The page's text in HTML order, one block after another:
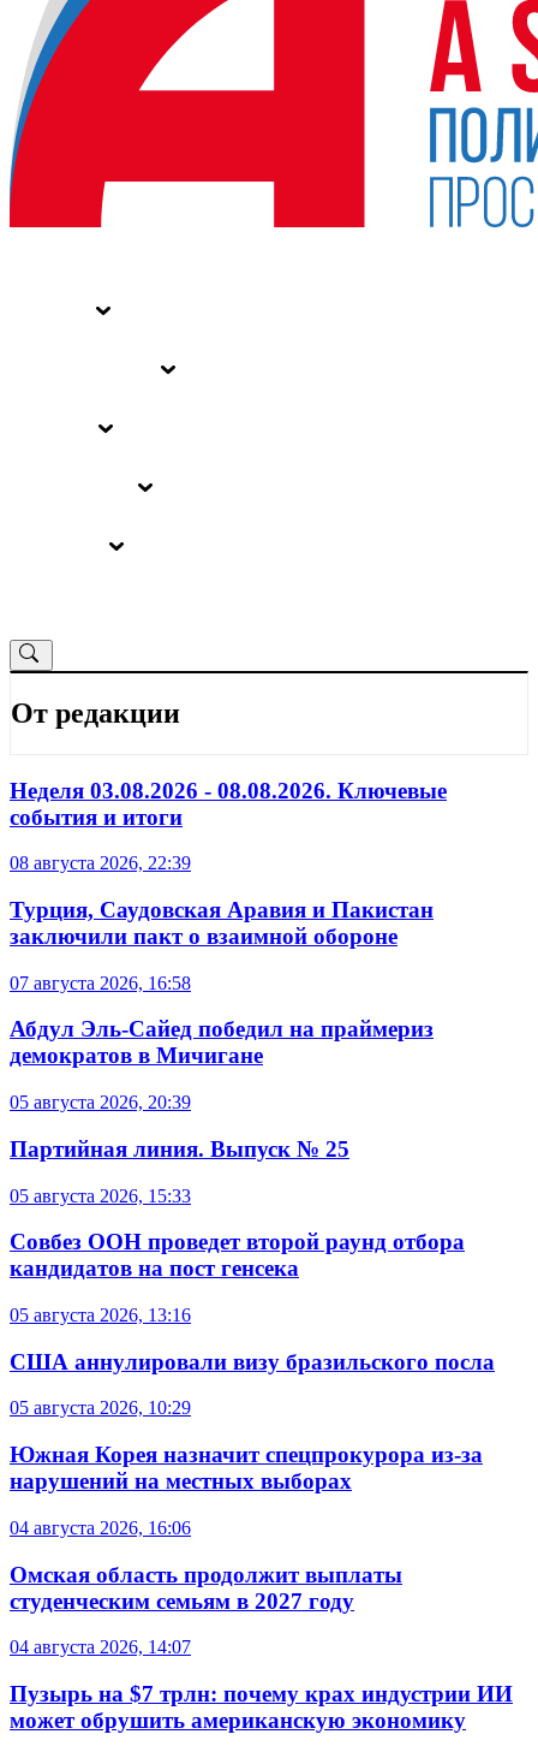
От редакции
Неделя 03.08.2026 - 08.08.2026. Ключевые
события и итоги
08 августа 2026, 22:39
Турция, Саудовская Аравия и Пакистан
заключили пакт о взаимной обороне
07 августа 2026, 16:58
Абдул Эль-Сайед победил на праймериз
демократов в Мичигане
05 августа 2026, 20:39
Партийная линия. Выпуск № 25
05 августа 2026, 15:33
Совбез ООН проведет второй раунд отбора
кандидатов на пост генсека
05 августа 2026, 13:16
США аннулировали визу бразильского посла
05 августа 2026, 10:29
Южная Корея назначит спецпрокурора из-за
нарушений на местных выборах
04 августа 2026, 16:06
Омская область продолжит выплаты
студенческим семьям в 2027 году
04 августа 2026, 14:07
Пузырь на $7 трлн: почему крах индустрии ИИ
может обрушить американскую экономику